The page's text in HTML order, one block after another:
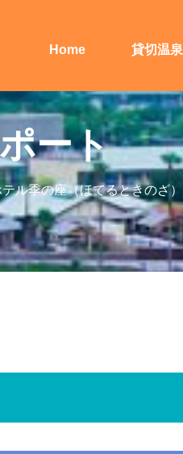
Home 貸切温泉
ート
テル季の座（ほてるときのざ）